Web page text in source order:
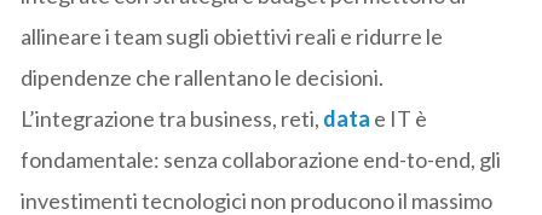
allineare i team sugli obiettivi reali e ridurre le
dipendenze che rallentano le decisioni.
L’integrazione tra business, reti, data e IT è
fondamentale: senza collaborazione end-to-end, gli
investimenti tecnologici non producono il massimo